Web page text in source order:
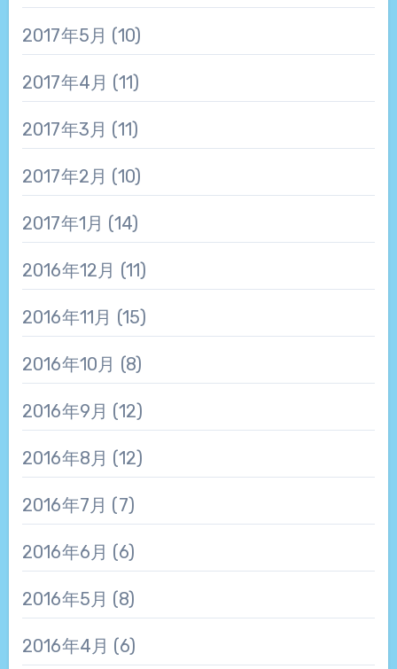
2017年5月 (10)
2017年4月 (11)
2017年3月 (11)
2017年2月 (10)
2017年1月 (14)
2016年12月 (11)
2016年11月 (15)
2016年10月 (8)
2016年9月 (12)
2016年8月 (12)
2016年7月 (7)
2016年6月 (6)
2016年5月 (8)
2016年4月 (6)